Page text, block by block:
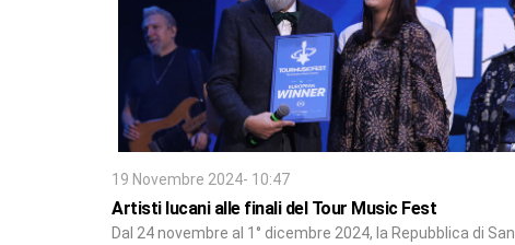
19 Novembre 2024- 10:47
Artisti lucani alle finali del Tour Music Fest
Dal 24 novembre al 1° dicembre 2024, la Repubblica di San